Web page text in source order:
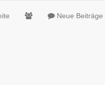
Neue Beiträge